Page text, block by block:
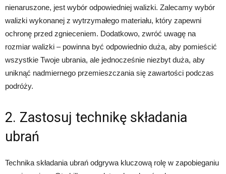
nienaruszone, jest wybór odpowiedniej walizki. Zalecamy wybór
walizki wykonanej z wytrzymałego materiału, który zapewni
ochronę przed zgnieceniem. Dodatkowo, zwróć uwagę na
rozmiar walizki – powinna być odpowiednio duża, aby pomieścić
wszystkie Twoje ubrania, ale jednocześnie niezbyt duża, aby
uniknąć nadmiernego przemieszczania się zawartości podczas
podróży.
2. Zastosuj technikę składania
ubrań
Technika składania ubrań odgrywa kluczową rolę w zapobieganiu